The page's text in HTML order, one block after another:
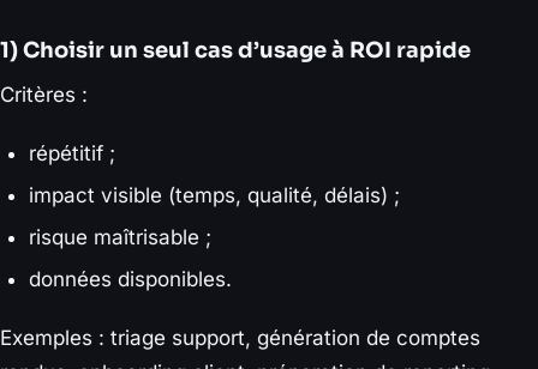
1) Choisir un seul cas d’usage à ROI rapide
Critères :
répétitif ;
impact visible (temps, qualité, délais) ;
risque maîtrisable ;
données disponibles.
Exemples : triage support, génération de comptes